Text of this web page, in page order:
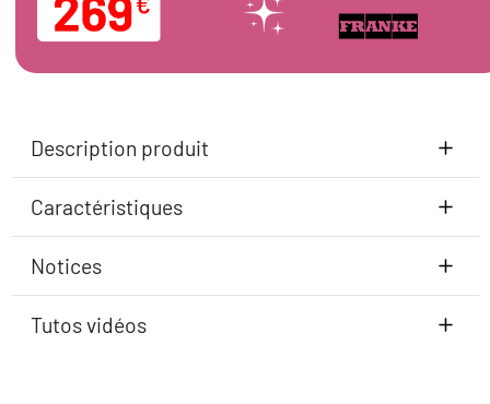
Description produit
Caractéristiques
Notices
Tutos vidéos